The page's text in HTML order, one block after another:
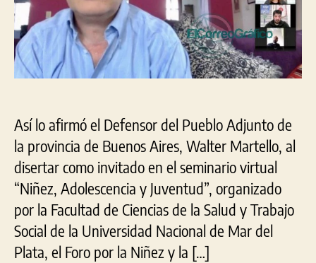
investigación
penal
por
grooming
Así lo afirmó el Defensor del Pueblo Adjunto de
la provincia de Buenos Aires, Walter Martello, al
disertar como invitado en el seminario virtual
“Niñez, Adolescencia y Juventud”, organizado
por la Facultad de Ciencias de la Salud y Trabajo
Social de la Universidad Nacional de Mar del
Plata, el Foro por la Niñez y la […]